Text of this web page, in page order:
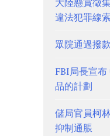
違法犯罪線索
眾院通過撥
FBI局長宣
品的計劃
儲局官員柯
抑制通脹